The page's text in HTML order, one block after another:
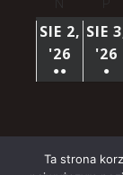
SIE 2,
'26
●●
SIE
'26
●
Ta strona